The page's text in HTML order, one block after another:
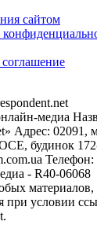
сайтом
соглашение
медиа
Адрес: 02091,
будинок 172-
Телефон:
- R40-06068
при условии